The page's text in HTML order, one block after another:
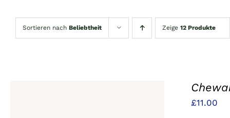
Sortieren nach Beliebtheit Zeige 12 Produkte
£11.00